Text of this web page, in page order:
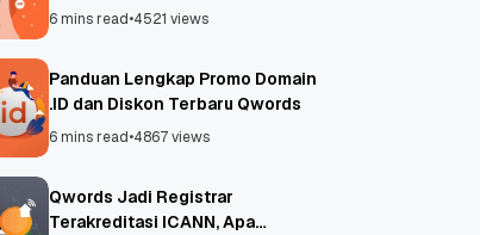
6 mins read•4521 views
Panduan Lengkap Promo Domain
.ID dan Diskon Terbaru Qwords
6 mins read•4867 views
Qwords Jadi Registrar
Terakreditasi ICANN, Apa